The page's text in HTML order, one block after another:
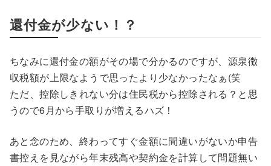
還付金が少ない！？
ちなみに還付金の額がその場で分かるのですが、源泉徴
収税額が上限なようで思ったより少なかったなぁ(笑
ただ、控除しきれない分は住民税から控除される？と思
うので6月から手取りが増えるハズ！
あと念のため、終わってすぐ金額に間違いがないか申告
書控えを見ながら年末残高や契約金を計算して問題無い